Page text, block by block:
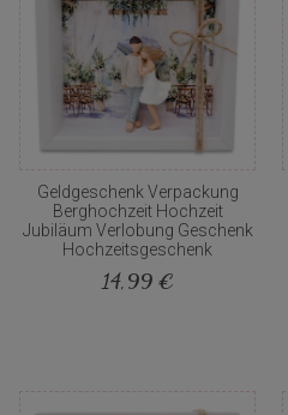
Geldgeschenk Verpackung
Berghochzeit Hochzeit
Jubiläum Verlobung Geschenk
Hochzeitsgeschenk
14,99 €